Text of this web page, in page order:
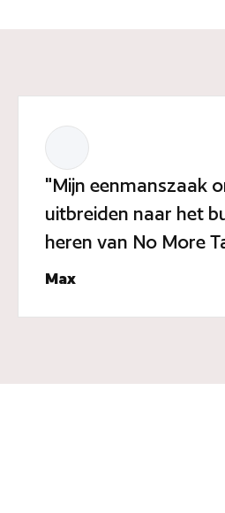
"Mijn eenmanszaak
uitbreiden naar het
heren van No More
Max